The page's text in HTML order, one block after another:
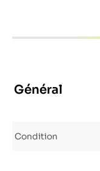
Général
Condition